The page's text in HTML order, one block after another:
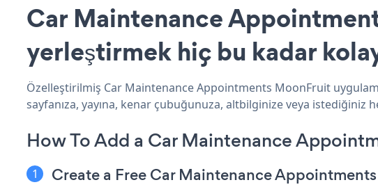
Car Maintenance
yerleştirmek hiç bu kadar
Özelleştirilmiş Car Maintenance Appointments MoonFruit
sayfanıza, yayına, kenar çubuğunuza, altbilginize veya
How To Add a Car Maintenance
Create a Free Car Maintenance